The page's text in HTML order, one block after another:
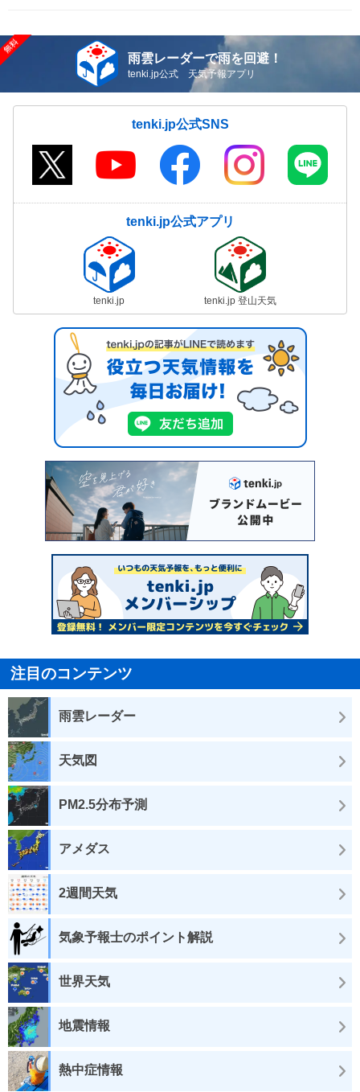
雨雲レーダーで雨を回避！
tenki.jp公式 天気予報アプリ
tenki.jp公式SNS
tenki.jp公式アプリ
tenki.jp tenki.jp 登山天気
注目のコンテンツ
雨雲レーダー
天気図
PM2.5分布予測
アメダス
2週間天気
気象予報士のポイント解説
世界天気
地震情報
熱中症情報